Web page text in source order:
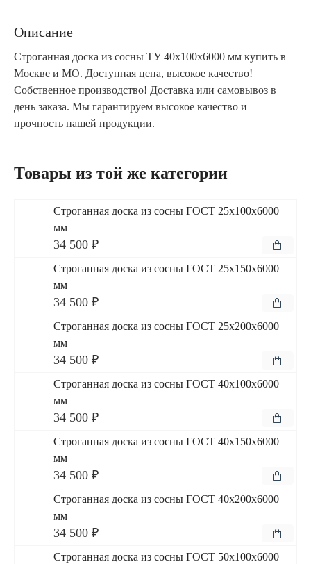
Описание
Строганная доска из сосны ТУ 40x100x6000 мм купить в
Москве и МО. Доступная цена, высокое качество!
Собственное производство! Доставка или самовывоз в
день заказа. Мы гарантируем высокое качество и
прочность нашей продукции.
Товары из той же категории
Строганная доска из сосны ГОСТ 25x100x6000
мм
34 500 ₽
Строганная доска из сосны ГОСТ 25x150x6000
мм
34 500 ₽
Строганная доска из сосны ГОСТ 25x200x6000
мм
34 500 ₽
Строганная доска из сосны ГОСТ 40x100x6000
мм
34 500 ₽
Строганная доска из сосны ГОСТ 40x150x6000
мм
34 500 ₽
Строганная доска из сосны ГОСТ 40x200x6000
мм
34 500 ₽
Строганная доска из сосны ГОСТ 50x100x6000